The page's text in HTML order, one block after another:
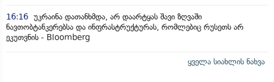
16:16 უკრაინა დათანხმდა, არ დაარტყას შავი ზღვაში
ნავთობტანკერებსა და ინფრასტრუქტურას, რომლებიც რუსეთს არ
ეკუთვნის - Bloomberg
ყველა სიახლის ნახვა